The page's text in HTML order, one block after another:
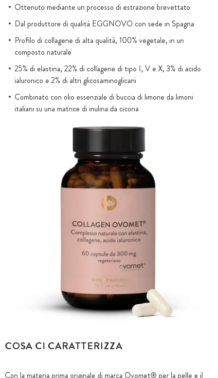
Ottenuto mediante un processo di estrazione brevettato
Dal produttore di qualità EGGNOVO con sede in Spagna
Profilo di collagene di alta qualità, 100% vegetale, in un
composto naturale
25% di elastina, 22% di collagene di tipo I, V e X, 3% di acido
ialuronico e 2% di altri glicosaminoglicani
Combinato con olio essenziale di buccia di limone da limoni
italiani su una matrice di inulina da cicoria
COSA CI CARATTERIZZA
Con la materia prima originale di marca Ovomet® per la pelle e il